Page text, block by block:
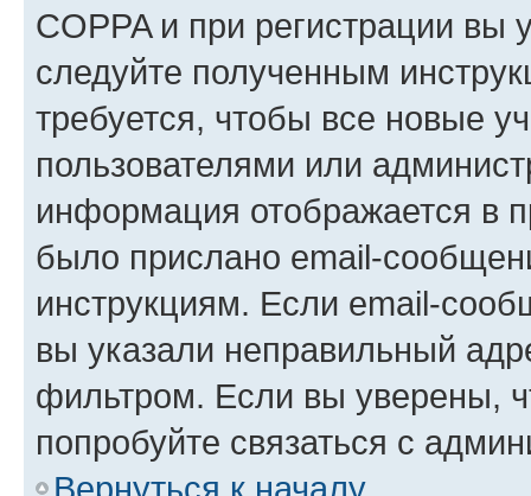
COPPA и при регистрации вы
следуйте полученным
требуется, чтобы все новые
пользователями или
информация отображается в
было прислано email-
инструкциям. Если email-
вы указали неправильный
фильтром. Если вы уверены,
попробуйте связаться с
Вернуться к началу